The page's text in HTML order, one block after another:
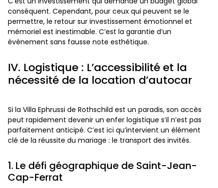
conséquent. Cependant, pour ceux qui peuvent se le
permettre, le retour sur investissement émotionnel et
mémoriel est inestimable. C’est la garantie d’un
événement sans fausse note esthétique.
IV. Logistique : L’accessibilité et la
nécessité de la location d’autocar
Si la Villa Ephrussi de Rothschild est un paradis, son accès
peut rapidement devenir un enfer logistique s’il n’est pas
parfaitement anticipé. C’est ici qu’intervient un élément
clé de la réussite du mariage : le transport des invités.
1. Le défi géographique de Saint-Jean-
Cap-Ferrat